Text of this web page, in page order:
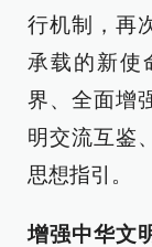
行机制，再
承载的新使
界、全面增
明交流互鉴
思想指引。
增强中华文